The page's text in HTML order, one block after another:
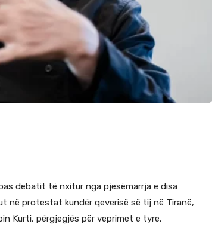
debatit të nxitur nga pjesëmarrja e disa
në protestat kundër qeverisë së tij në Tiranë,
Kurti, përgjegjës për veprimet e tyre.